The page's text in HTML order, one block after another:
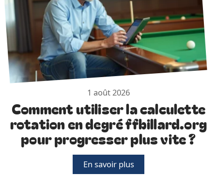
1 août 2026
Comment utiliser la calculette
rotation en degré ffbillard.org
pour progresser plus vite ?
En savoir plus